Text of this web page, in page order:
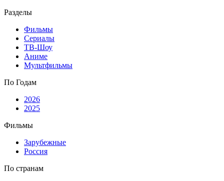
Разделы
Фильмы
Сериалы
ТВ-Шоу
Аниме
Мультфильмы
По Годам
2026
2025
Фильмы
Зарубежные
Россия
По странам